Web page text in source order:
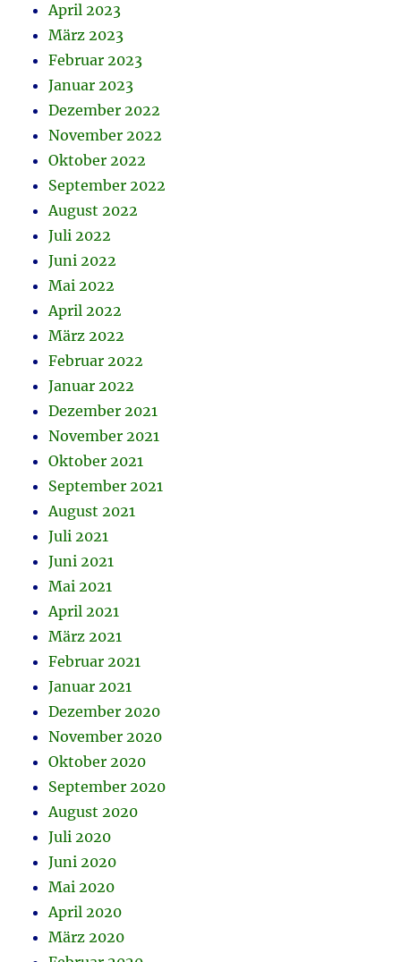
April 2023
März 2023
Februar 2023
Januar 2023
Dezember 2022
November 2022
Oktober 2022
September 2022
August 2022
Juli 2022
Juni 2022
Mai 2022
April 2022
März 2022
Februar 2022
Januar 2022
Dezember 2021
November 2021
Oktober 2021
September 2021
August 2021
Juli 2021
Juni 2021
Mai 2021
April 2021
März 2021
Februar 2021
Januar 2021
Dezember 2020
November 2020
Oktober 2020
September 2020
August 2020
Juli 2020
Juni 2020
Mai 2020
April 2020
März 2020